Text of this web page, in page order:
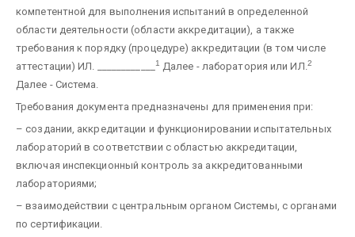
компетентной для выполнения испытаний в определенной
области деятельности (области аккредитации), а также
требования к порядку (процедуре) аккредитации (в том числе
аттестации) ИЛ.
1 Далее - лаборатория или ИЛ. 2
Далее - Система.
Требования документа предназначены для применения при:
– создании, аккредитации и функционировании испытательных
лабораторий в соответствии с областью аккредитации,
включая инспекционный контроль за аккредитованными
лабораториями;
– взаимодействии с центральным органом Системы, с органами
по сертификации.